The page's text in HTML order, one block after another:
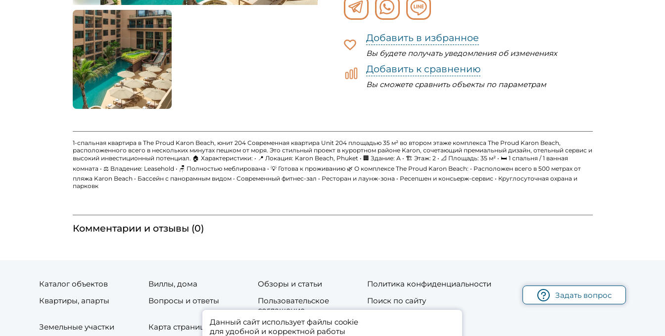
Добавить в избранное
Вы будете получать уведомления об изменениях
Добавить к сравнению
Вы сможете сравнить объекты по параметрам
1-спальная квартира в The Proud Karon Beach, юнит 204 Современная квартира Unit 204 площадью 35 м² во втором этаже комплекса The Proud Karon Beach,
расположенного всего в нескольких минутах пешком от моря. Это стильный проект в курортном районе Karon, сочетающий премиальный дизайн, отельный сервис и
высокий инвестиционный потенциал. 🏠 Характеристики: • 📍 Локация: Karon Beach, Phuket • 🏢 Здание: А • 🏗 Этаж: 2 • 📐 Площадь: 35 м² • 🛏 1 спальня / 1 ванная
комната • ⚖️ Владение: Leasehold • 🪑 Полностью меблирована • 💡 Готова к проживанию 🌿 О комплексе The Proud Karon Beach: • Расположен всего в 500 метрах от
пляжа Karon Beach • Бассейн с панорамным видом • Современный фитнес-зал • Ресторан и лаунж-зона • Ресепшен и консьерж-сервис • Круглосуточная охрана и
парковк
Комментарии и отзывы (0)
Данный сайт использует файлы cookie
для удобной и корректной работы
Каталог объектов Виллы, дома Обзоры и статьи
Политика конфиденциальности
Квартиры, апарты
Вопросы и ответы
Пользовательское
соглашение
Поиск по сайту
Земельные участки Карта страниц сайта Контакты
Задать вопрос